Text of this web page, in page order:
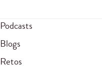
Podcasts
Blogs
Retos